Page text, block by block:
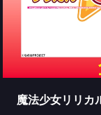
魔法少女リリカ